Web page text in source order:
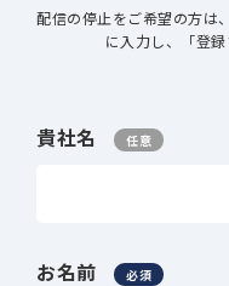
配信の停止をご希望の方は
に入力し、「登
貴社名 任意
お名前 必須